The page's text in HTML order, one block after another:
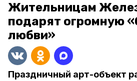
Жительницам
подарят огромную
любви»
Праздничный арт-объект